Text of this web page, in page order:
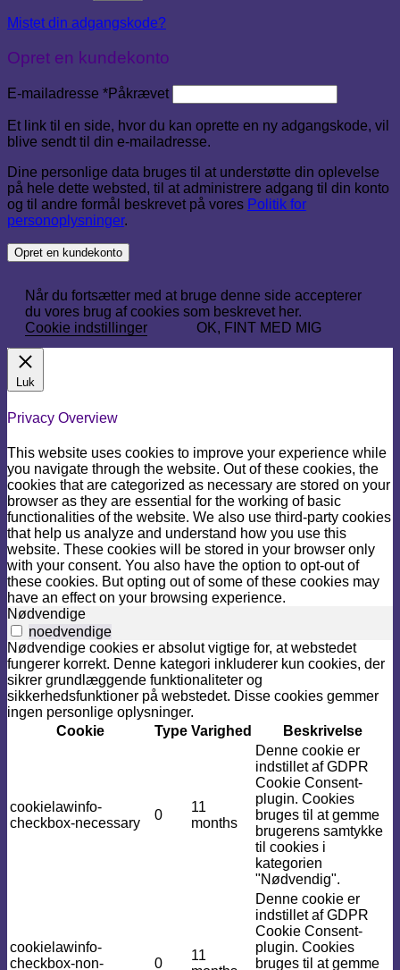
Mistet din adgangskode?
Opret en kundekonto
E-mailadresse *Påkrævet
Et link til en side, hvor du kan oprette en ny adgangskode, vil
blive sendt til din e-mailadresse.
Dine personlige data bruges til at understøtte din oplevelse
på hele dette websted, til at administrere adgang til din konto
og til andre formål beskrevet på vores Politik for
personoplysninger.
Opret en kundekonto
Når du fortsætter med at bruge denne side accepterer
du vores brug af cookies som beskrevet her.
Cookie indstillinger
OK, FINT MED MIG
Luk
Privacy Overview
This website uses cookies to improve your experience while
you navigate through the website. Out of these cookies, the
cookies that are categorized as necessary are stored on your
browser as they are essential for the working of basic
functionalities of the website. We also use third-party cookies
that help us analyze and understand how you use this
website. These cookies will be stored in your browser only
with your consent. You also have the option to opt-out of
these cookies. But opting out of some of these cookies may
have an effect on your browsing experience.
Nødvendige
noedvendige
Nødvendige cookies er absolut vigtige for, at webstedet
fungerer korrekt. Denne kategori inkluderer kun cookies, der
sikrer grundlæggende funktionaliteter og
sikkerhedsfunktioner på webstedet. Disse cookies gemmer
ingen personlige oplysninger.
Cookie
Type Varighed Beskrivelse
cookielawinfo-
checkbox-necessary
0
11
months
Denne cookie er
indstillet af GDPR
Cookie Consent-
plugin. Cookies
bruges til at gemme
brugerens samtykke
til cookies i
kategorien
"Nødvendig".
cookielawinfo-
checkbox-non-
0
11
Denne cookie er
indstillet af GDPR
Cookie Consent-
plugin. Cookies
bruges til at gemme